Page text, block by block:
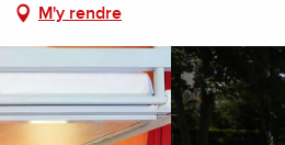
M'y rendre